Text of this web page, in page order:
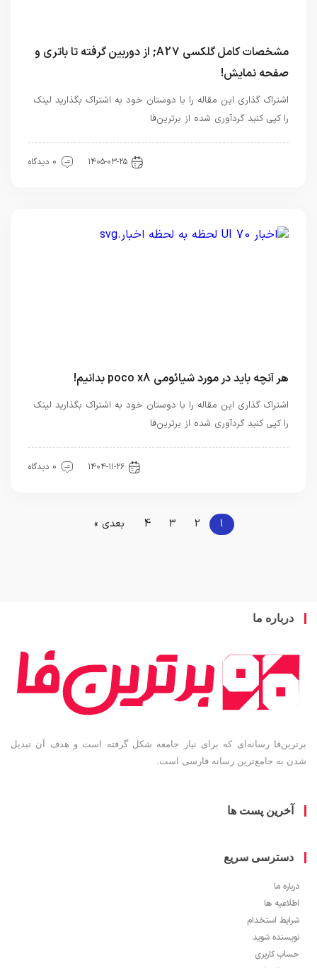
مشخصات کامل گلکسی A27; از دوربین گرفته تا باتری و
صفحه نمایش!
اشتراک گذاری این مقاله را با دوستان خود به اشتراک بگذارید لینک
را کپی کنید گردآوری شده از برترین‌فا
۱۴۰۵-۰۳-۲۵ 0 دیدگاه
هر آنچه باید در مورد شیائومی poco x8 بدانیم!
اشتراک گذاری این مقاله را با دوستان خود به اشتراک بگذارید لینک
را کپی کنید گردآوری شده از برترین‌فا
۱۴۰۴-۱۱-۲۶ 0 دیدگاه
1
2
3
4 بعدی »
درباره ما
برترین‌فا رسانه‌ای که برای نیاز جامعه شکل گرفته است و هدف آن تبدیل
شدن به جامع‌ترین رسانه فارسی است.
آخرین پست ها
دسترسی سریع
درباره ما
اطلاعیه ها
شرایط استخدام
نویسنده شوید
حساب کاربری